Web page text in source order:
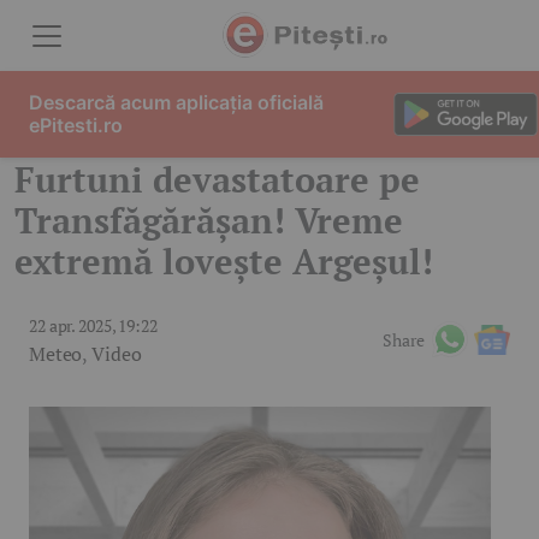
Furtuni devastatoare pe
Transfăgărășan! Vreme
extremă lovește Argeșul!
22 apr. 2025, 19:22
Meteo,Video
Share
Descarcă acum aplicația oficială
ePitesti.ro